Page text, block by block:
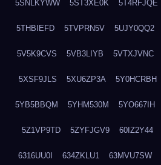
5SNLKYWW 5ST3XE0K 5T4RFJQE
5THBIEFD 5TVPRN5V 5UJY0QQ2
5V5K9CVS 5VB3LIYB 5VTXJVNC
5XSF9JLS 5XU6ZP3A 5Y0HCRBH
5YB5BBQM 5YHM530M 5YO667IH
5Z1VP9TD 5ZYFJGV9 60IZ2Y44
6316UU0I 634ZKLU1 63MVU7SW